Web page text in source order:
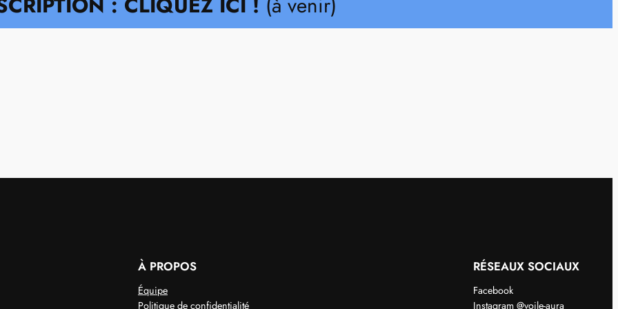
À PROPOS
Équipe
Politique de confidentialité
RÉSEAUX SOCIAUX
Facebook
Instagram @voile-aura